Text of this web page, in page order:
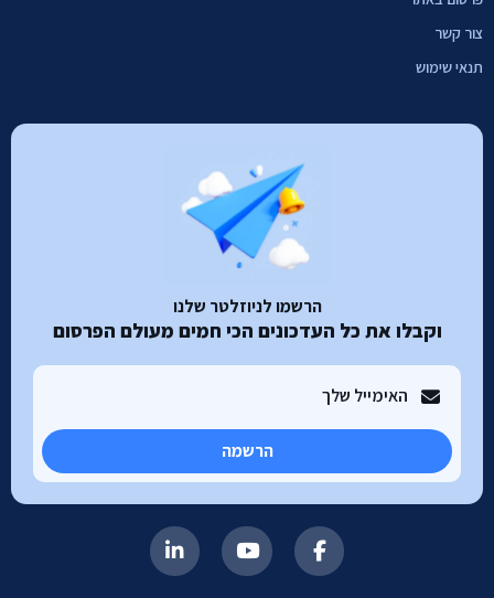
צור קשר
תנאי שימוש
הרשמו לניוזלטר שלנו
וקבלו את כל העדכונים הכי חמים מעולם הפרסום
הרשמה